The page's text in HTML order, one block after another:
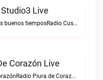
Live
El buen ritmo de los buenos tiemposRadio Cusco Studio3 live
Corazón Live
ACS Piurano de CorazónRadio Piura de Corazón live